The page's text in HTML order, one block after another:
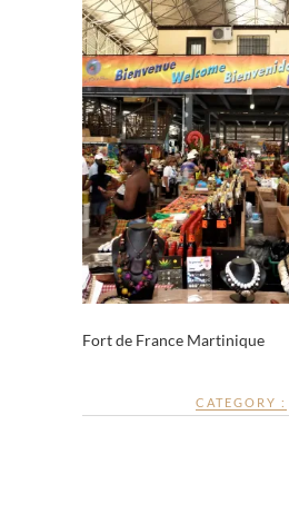
Fort de France Martinique
CATEGORY :